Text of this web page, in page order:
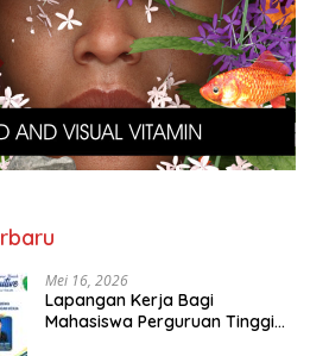
Mei 16, 2026
Lapangan Kerja Bagi
Mahasiswa Perguruan Tinggi